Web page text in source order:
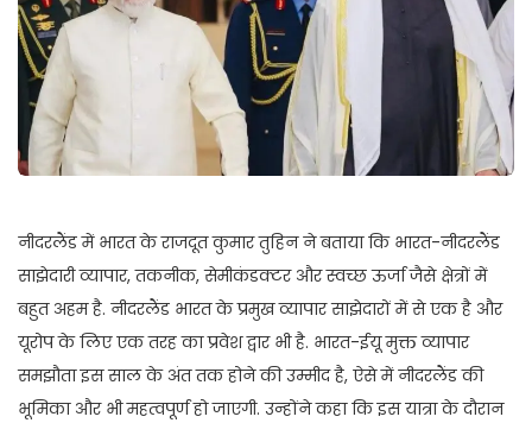
नीदरलैंड में भारत के राजदूत कुमार तुहिन ने बताया क‍ि भारत-नीदरलैंड
साझेदारी व्यापार, तकनीक, सेमीकंडक्टर और स्वच्छ ऊर्जा जैसे क्षेत्रों में
बहुत अहम है. नीदरलैंड भारत के प्रमुख व्यापार साझेदारों में से एक है और
यूरोप के लिए एक तरह का प्रवेश द्वार भी है. भारत-ईयू मुक्त व्यापार
समझौता इस साल के अंत तक होने की उम्मीद है, ऐसे में नीदरलैंड की
भूमिका और भी महत्वपूर्ण हो जाएगी. उन्‍होंने कहा क‍ि इस यात्रा के दौरान